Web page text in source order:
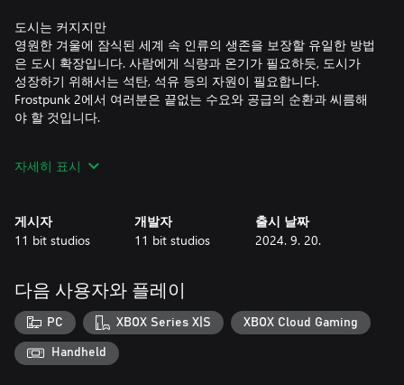
도시는 커지지만
영원한 겨울에 잠식된 세계 속 인류의 생존을 보장할 유일한 방법
은 도시 확장입니다. 사람에게 식량과 온기가 필요하듯, 도시가
성장하기 위해서는 석탄, 석유 등의 자원이 필요합니다.
Frostpunk 2에서 여러분은 끝없는 수요와 공급의 순환과 씨름해
야 할 것입니다.
도시는 거주지 구역, 채굴 구역 등 저마다 다른 목적을 가진 여러
것인지는 여러분에게 달려 있습니다.
도시를 경영하다 보면 시청이나 연구 기관 등의 건물을 지어야 할
때가 찾아올 것입니다. 이러한 건물에서는 도시가 올바른 방향으
로 발전할 수 있도록 새 법령을 제정하거나, 새 프로젝트를 시작
할 수 있습니다.
이주지
자세히 표시
게시자
11 bit studios
개발자
11 bit studios
출시 날짜
2024. 9. 20.
다음 사용자와 플레이
PC XBOX Series X|S XBOX Cloud Gaming
Handheld